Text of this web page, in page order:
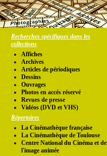
Recherches spécifiques dans les
collections
Affiches
Archives
Articles de périodiques
Dessins
Ouvrages
Photos en accés réservé
Revues de presse
Vidéos (DVD et VHS)
Répertoires
La Cinémathèque française
La Cinémathèque de Toulouse
Centre National du Cinéma et de
l'image animée